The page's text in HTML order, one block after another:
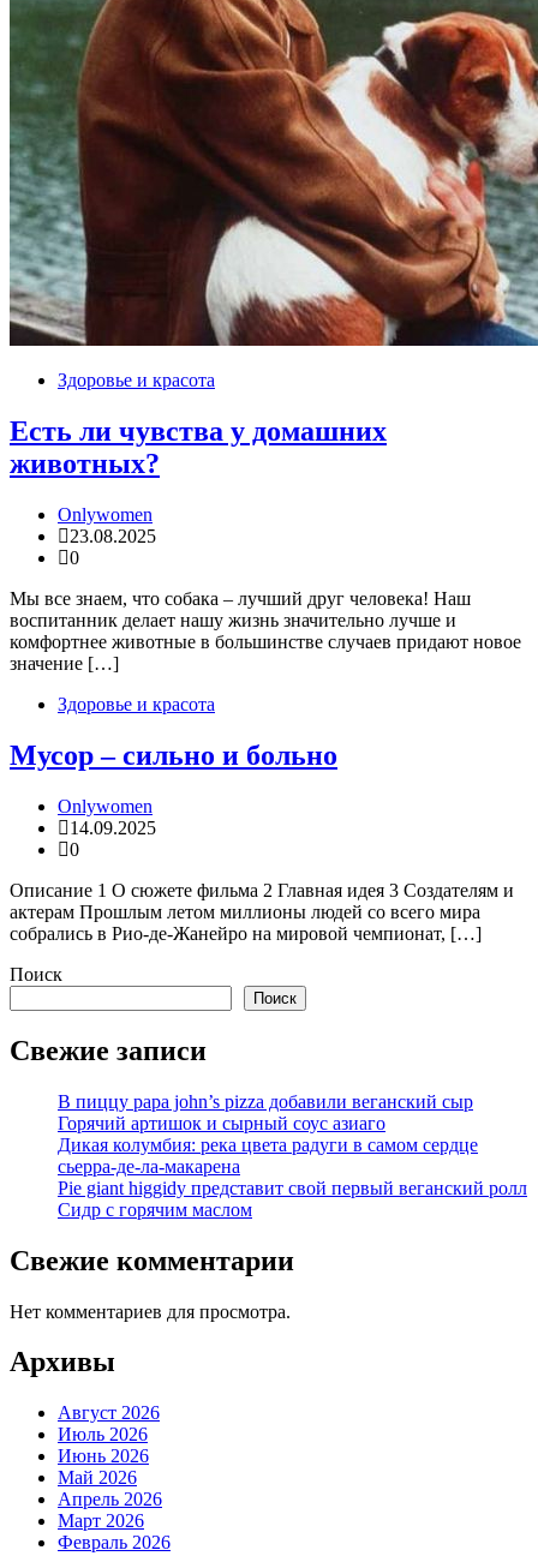
Здоровье и красота
Есть ли чувства у домашних
животных?
Onlywomen
23.08.2025
0
Мы все знаем, что собака – лучший друг человека! Наш
воспитанник делает нашу жизнь значительно лучше и
комфортнее животные в большинстве случаев придают новое
значение […]
Здоровье и красота
Мусор – сильно и больно
Onlywomen
14.09.2025
0
Описание 1 О сюжете фильма 2 Главная идея 3 Создателям и
актерам Прошлым летом миллионы людей со всего мира
собрались в Рио-де-Жанейро на мировой чемпионат, […]
Поиск
Поиск
Свежие записи
В пиццу papa john’s pizza добавили веганский сыр
Горячий артишок и сырный соус азиаго
Дикая колумбия: река цвета радуги в самом сердце
сьерра-де-ла-макарена
Pie giant higgidy представит свой первый веганский ролл
Сидр с горячим маслом
Свежие комментарии
Нет комментариев для просмотра.
Архивы
Август 2026
Июль 2026
Июнь 2026
Май 2026
Апрель 2026
Март 2026
Февраль 2026